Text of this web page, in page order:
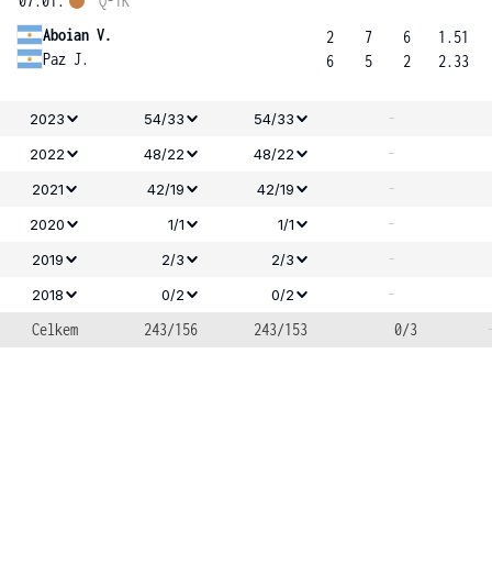
Aboian V.
Paz J.
2
6
7
5
6
2
1.51
2.33
2023 54/33 54/33 -
2022 48/22 48/22 -
2021 42/19 42/19 -
2020 1/1 1/1 -
2019 2/3 2/3 -
2018 0/2 0/2
-
Celkem
243/156 243/153 0/3